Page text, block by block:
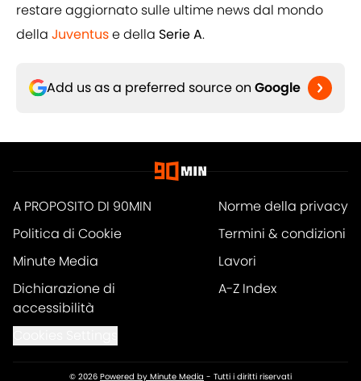
restare aggiornato sulle ultime news dal mondo
della Juventuse della Serie A.
Add us as a preferred source on Google
A PROPOSITO DI 90MIN
Norme della privacy
Politica di Cookie
Termini & condizioni
Minute Media
Lavori
Dichiarazione di
accessibilità
A-Z Index
© 2026 Powered by Minute Media - Tutti i diritti riservati